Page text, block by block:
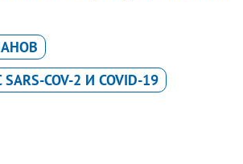
COV-2 И COVID-19